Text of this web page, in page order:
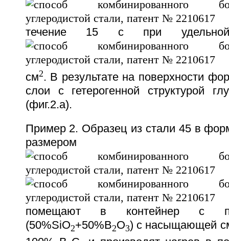
течение 15 с при
см2. В результате на поверхности
слои с гетерогенной структурой
(фиг.2.а).
Пример 2. Образец из стали 45 в
помещают в контейнер с
(50%SiO2+50%В2О3) с насыщающей